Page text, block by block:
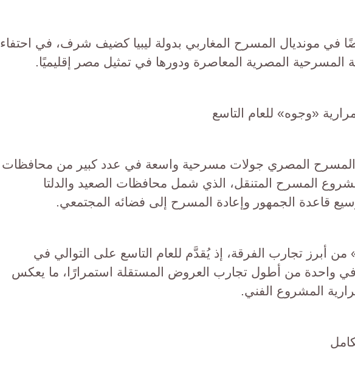
في مونديال المسرح المغاربي بدولة ليبيا كضيف شرف، في احتفاء
المسرحية المصرية المعاصرة ودورها في تمثيل مصر إقليميًا.
«وجوه» للعام التاسع
المسرح المصري جولات مسرحية واسعة في عدد كبير من محافظات
المسرح المتنقل، الذي شمل محافظات الصعيد والدلتا
قاعدة الجمهور وإعادة المسرح إلى فضائه المجتمعي.
أبرز تجارب الفرقة، إذ يُقدَّم للعام التاسع على التوالي في
في واحدة من أطول تجارب العروض المستقلة استمرارًا، ما يعكس
المشروع الفني.